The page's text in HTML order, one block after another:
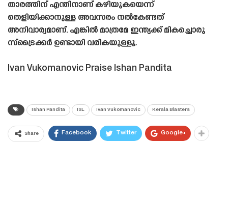
താരത്തിന് എന്തിനാണ് കഴിയുകയെന്ന്
തെളിയിക്കാനുള്ള അവസരം നൽകേണ്ടത്
അനിവാര്യമാണ്. എങ്കിൽ മാത്രമേ ഇന്ത്യക്ക് മികച്ചൊരു
സ്‌ട്രൈക്കർ ഉണ്ടായി വരികയുള്ളൂ.
Ivan Vukomanovic Praise Ishan Pandita
Ishan Pandita ISL Ivan Vukomanovic Kerala Blasters
Share Facebook Twitter Google+